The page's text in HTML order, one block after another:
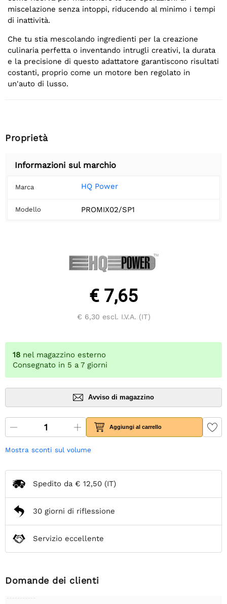
miscelazione senza intoppi, riducendo al minimo i tempi
di inattività.
Che tu stia mescolando ingredienti per la creazione
culinaria perfetta o inventando intrugli creativi, la durata
e la precisione di questo adattatore garantiscono risultati
costanti, proprio come un motore ben regolato in
un'auto di lusso.
Proprietà
Informazioni sul marchio
Marca HQ Power
Modello PROMIX02/SP1
€ 7,65
€ 6,30 escl. I.V.A. (IT)
18 nel magazzino esterno
Consegnato in 5 a 7 giorni
Avviso di magazzino
Aggiungi al carrello
Mostra sconti sul volume
Spedito da € 12,50 (IT)
30 giorni di riflessione
Servizio eccellente
Domande dei clienti